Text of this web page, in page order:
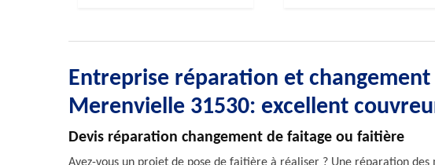
Entreprise réparation et
Merenvielle 31530: excellent
Devis réparation changement de faitage ou faitière